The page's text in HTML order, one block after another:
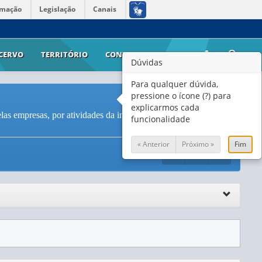
Legislação Canais
TERRITÓRIO CONTATO AJUDA
empresas, por atividades da indústria e dos serviços
Dúvidas
Para qualquer dúvida,
pressione o ícone (?) para
explicarmos cada
funcionalidade
« Anterior Próximo » Fim